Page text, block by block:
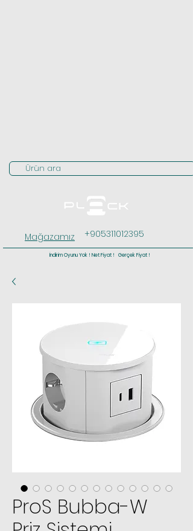
Ürün ara
Mağazamız +905311012395
İndirim Oyunu Yok ! Net Fiyat ! Gerçek Fiyat !
ProS Bubba-W